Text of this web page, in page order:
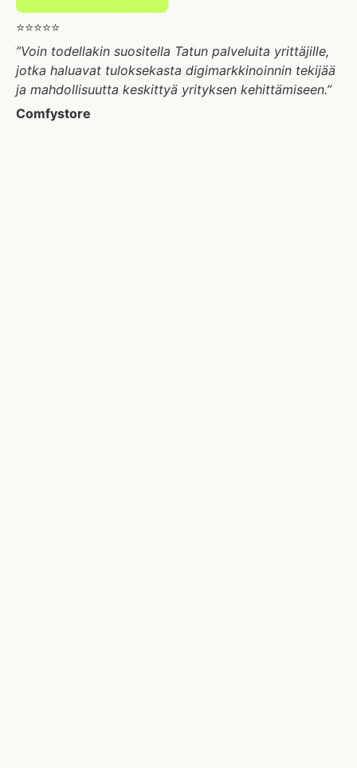
⭐⭐⭐⭐⭐
”Voin todellakin suositella Tatun palveluita yrittäjille,
jotka haluavat tuloksekasta digimarkkinoinnin tekijää
ja mahdollisuutta keskittyä yrityksen kehittämiseen.”
Comfystore